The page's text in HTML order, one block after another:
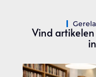
Vind